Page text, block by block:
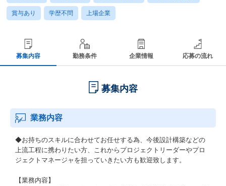
賞与あり 学歴不問 上場企業
募集内容 勤務条件 企業情報 応募の流れ
募集内容
業務内容
◆お持ちのスキルに合わせてお任せする為、今後設計構築などの
上流工程に携わりたい方、これからプロジェクトリーダーやプロ
ジェクトマネージャを担っていきたい方も歓迎致します。
【業務内容】